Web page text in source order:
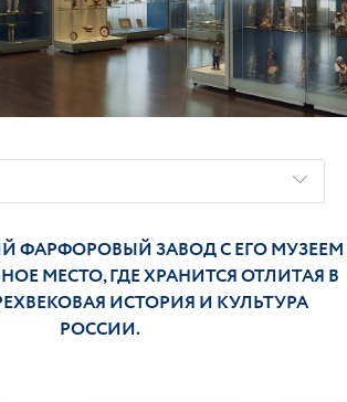
ФАРФОРОВЫЙ ЗАВОД С ЕГО МУЗЕЕМ
МЕСТО, ГДЕ ХРАНИТСЯ ОТЛИТАЯ В
ИСТОРИЯ И КУЛЬТУРА
РОССИИ.